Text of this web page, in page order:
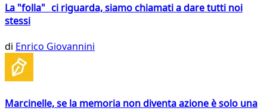
La "folla" ci riguarda, siamo chiamati a dare tutti noi
stessi
di Enrico Giovannini
Marcinelle, se la memoria non diventa azione è solo una